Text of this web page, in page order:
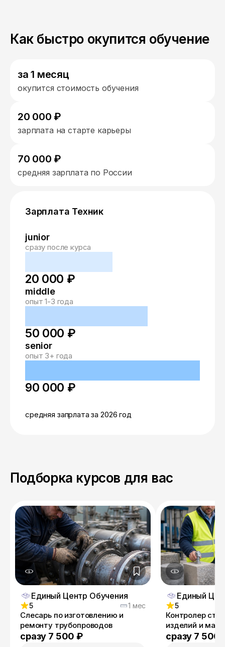
Как быстро окупится обучение
за 1 месяц
окупится стоимость обучения
20 000 ₽
зарплата на старте карьеры
70 000 ₽
средняя зарплата по России
Зарплата Техник
junior
сразу после курса
20 000 ₽
middle
опыт 1-3 года
50 000 ₽
senior
опыт 3+ года
90 000 ₽
средняя запрлата за 2026 год
Подборка курсов для вас
Единый Центр Обучения
5 1 мес
Слесарь по изготовлению и
ремонту трубопроводов
сразу 7 500 ₽
Единый
5
Контролер
изделий и
сразу 7 500